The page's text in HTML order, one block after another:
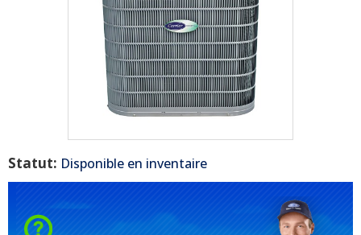
Statut: Disponible en inventaire